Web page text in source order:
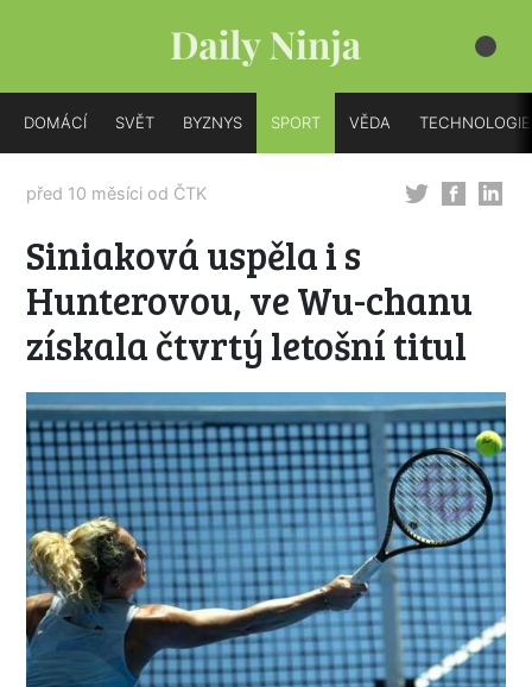
DOMÁCÍ SVĚT BYZNYS SPORT VĚDA TECHNOLOGIE
před 10 měsíci od ČTK
Siniaková uspěla i s
Hunterovou, ve Wu-chanu
získala čtvrtý letošní titul